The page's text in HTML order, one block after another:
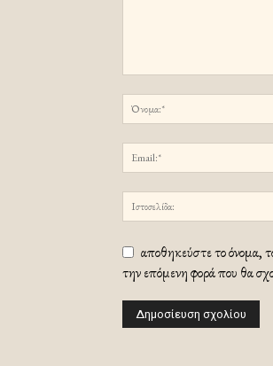
αποθηκεύστε το όνομα,
την επόμενη φορά που θα